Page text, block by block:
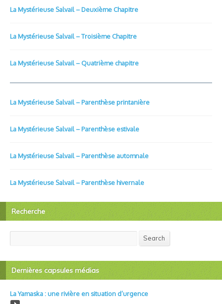
La Mystérieuse Salvail – Deuxième Chapitre
La Mystérieuse Salvail – Troisième Chapitre
La Mystérieuse Salvail – Quatrième chapitre
La Mystérieuse Salvail – Parenthèse printanière
La Mystérieuse Salvail – Parenthèse estivale
La Mystérieuse Salvail – Parenthèse automnale
La Mystérieuse Salvail – Parenthèse hivernale
Recherche
Search
Dernières capsules médias
La Yamaska : une rivière en situation d’urgence